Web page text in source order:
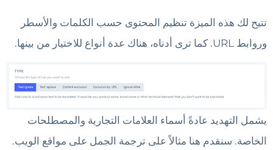
تتيح لك هذه الميزة تنظيم المحتوى حسب الكلمات والأسطر
وروابط URL. كما ترى أدناه، هناك عدة أنواع للاختيار من بينها.
يشمل التهديد عادةً أسماء العلامات التجارية والمصطلحات
الخاصة. سنقدم هنا مثالاً على ترجمة الجمل على مواقع الويب.